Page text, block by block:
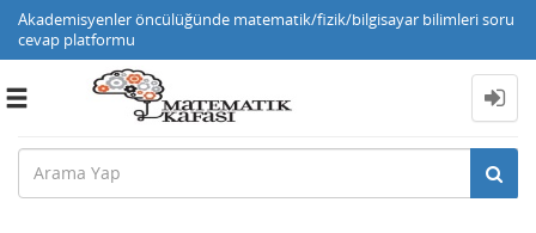
Akademisyenler öncülüğünde matematik/fizik/bilgisayar bilimleri soru
cevap platformu
Toggle